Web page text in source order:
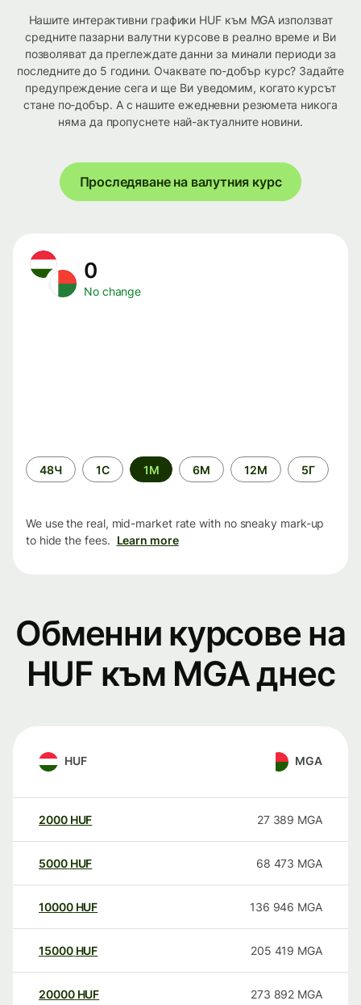
Нашите интерактивни графики HUF към MGA използват
средните пазарни валутни курсове в реално време и Ви
позволяват да преглеждате данни за минали периоди за
последните до 5 години. Очаквате по-добър курс? Задайте
предупреждение сега и ще Ви уведомим, когато курсът
стане по-добър. А с нашите ежедневни резюмета никога
няма да пропуснете най-актуалните новини.
Проследяване на валутния курс
0
No change
Time
period
48Ч 1С 1М 6М 12М 5Г
We use the real, mid-market rate with no sneaky mark-up
to hide the fees. Learn more
Обменни курсове на
HUF към MGA днес
HUF MGA
2000 HUF 27 389 MGA
5000 HUF 68 473 MGA
10000 HUF 136 946 MGA
15000 HUF 205 419 MGA
20000 HUF 273 892 MGA